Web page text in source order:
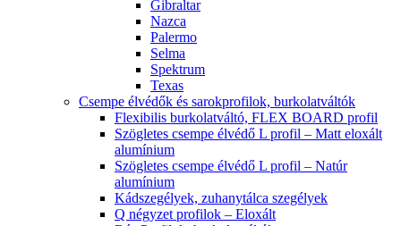
Gibraltar
Nazca
Palermo
Selma
Spektrum
Texas
Csempe élvédők és sarokprofilok, burkolatváltók
Flexibilis burkolatváltó, FLEX BOARD profil
Szögletes csempe élvédő L profil – Matt eloxált
alumínium
Szögletes csempe élvédő L profil – Natúr
alumínium
Kádszegélyek, zuhanytálca szegélyek
Q négyzet profilok – Eloxált